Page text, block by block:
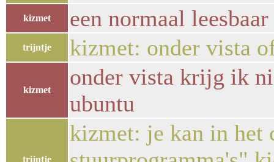
kizmet een normaal
trijntje kizmet: onder vista
kizmet
onder vista krijg ik
ubuntu
trijntje
kizmet: je kan in het